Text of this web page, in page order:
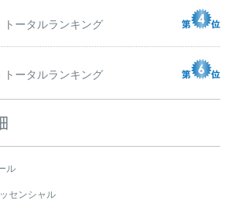
ータルランキング
ータルランキング
ル
センシャル